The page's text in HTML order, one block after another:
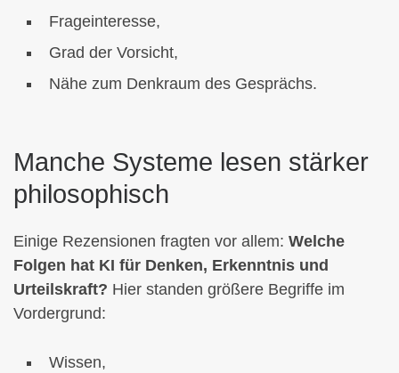
Frageinteresse,
Grad der Vorsicht,
Nähe zum Denkraum des Gesprächs.
Manche Systeme lesen stärker
philosophisch
Einige Rezensionen fragten vor allem: Welche
Folgen hat KI für Denken, Erkenntnis und
Urteilskraft? Hier standen größere Begriffe im
Vordergrund:
Wissen,